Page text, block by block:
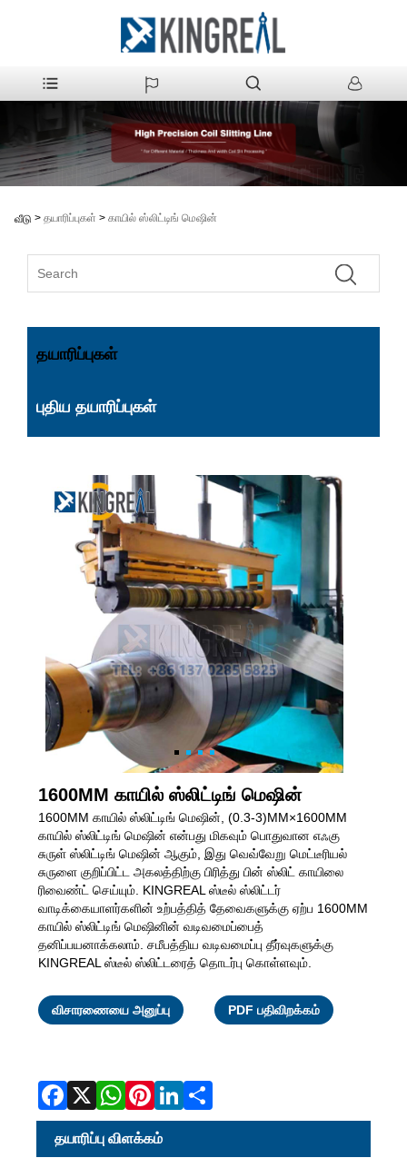
வீடு > தயாரிப்புகள் > காயில் ஸ்லிட்டிங் மெஷின்
தயாரிப்புகள்
புதிய தயாரிப்புகள்
1600MM காயில் ஸ்லிட்டிங் மெஷின்
1600MM காயில் ஸ்லிட்டிங் மெஷின், (0.3-3)MM×1600MM
காயில் ஸ்லிட்டிங் மெஷின் என்பது மிகவும் பொதுவான எஃகு
சுருள் ஸ்லிட்டிங் மெஷின் ஆகும், இது வெவ்வேறு மெட்டீரியல்
சுருளை குறிப்பிட்ட அகலத்திற்கு பிரித்து பின் ஸ்லிட் காயிலை
ரிவைண்ட் செய்யும். KINGREAL ஸ்டீல் ஸ்லிட்டர்
வாடிக்கையாளர்களின் உற்பத்தித் தேவைகளுக்கு ஏற்ப 1600MM
காயில் ஸ்லிட்டிங் மெஷினின் வடிவமைப்பைத்
தனிப்பயனாக்கலாம். சமீபத்திய வடிவமைப்பு தீர்வுகளுக்கு
KINGREAL ஸ்டீல் ஸ்லிட்டரைத் தொடர்பு கொள்ளவும்.
விசாரணையை அனுப்பு PDF பதிவிறக்கம்
தயாரிப்பு விளக்கம்